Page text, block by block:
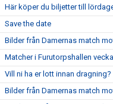
Här köper du biljetter till
Save the date
Bilder från Damernas match
Matcher i Furutorpshallen
Vill ni ha er lott innan dragning?
Bilder från Damernas match